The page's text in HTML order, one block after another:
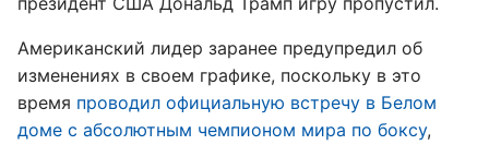
Американский лидер заранее предупредил об
изменениях в своем графике, поскольку в это
время проводил официальную встречу в Белом
доме с абсолютным чемпионом мира по боксу,